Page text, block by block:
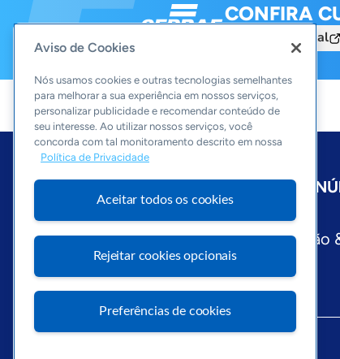
CONFIRA
Acesse o Portal
Sobre a ASN
Editorias
Economia & PolíticaInovação
Aviso de Cookies
Nós usamos cookies e outras tecnologias semelhantes
para melhorar a sua experiência em nossos serviços,
personalizar publicidade e recomendar conteúdo de
seu interesse. Ao utilizar nossos serviços, você
concorda com tal monitoramento descrito em nossa
Política de Privacidade
Aceitar todos os cookies
Rejeitar cookies opcionais
Preferências de cookies